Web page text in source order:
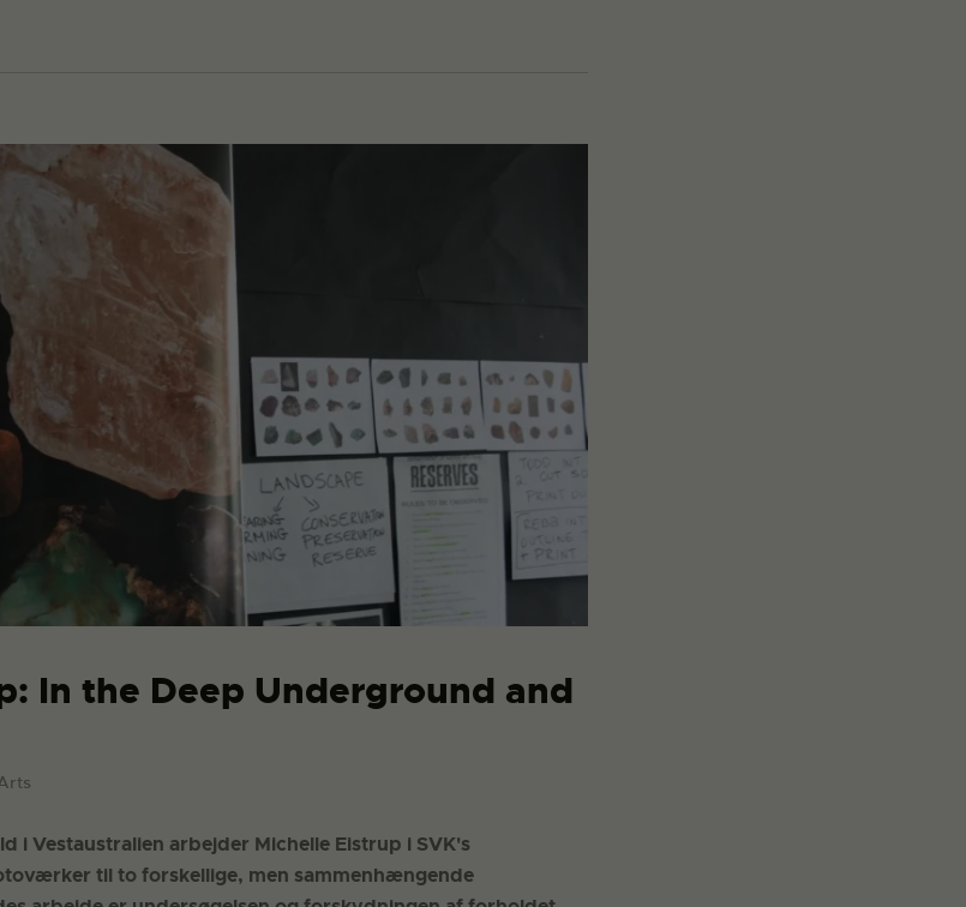
In the Deep Underground and
i Vestaustralien arbejder Michelle Eistrup i SVK's
til to forskellige, men sammenhængende